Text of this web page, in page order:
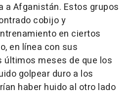
a Afganistán. Estos grupos
cobijo y
en ciertos
en línea con sus
meses de que los
golpear duro a los
haber huido al otro lado